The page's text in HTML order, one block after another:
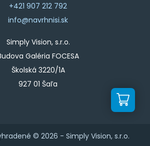
+421 907 212 792
info@navrhnisi.sk
Simply Vision, s.r.o.
Galéria FOCESA
Školská 3220/1A
927 01 Šaľa
© 2026 - Simply Vision, s.r.o.